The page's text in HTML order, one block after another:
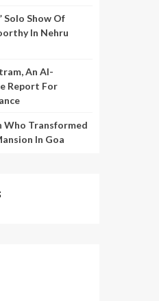
Solo Show Of
In Nehru
An AI-
Report For
Who Transformed
In Goa